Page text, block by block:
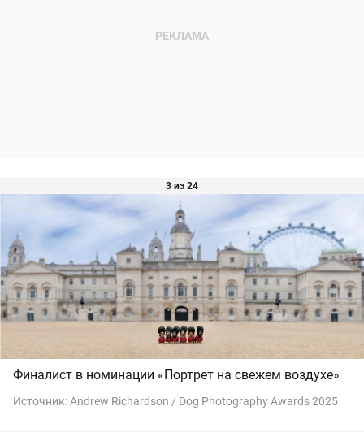
3 из 24
Финалист в номинации «Портрет на свежем воздухе»
Источник:Andrew Richardson / Dog Photography Awards 2025